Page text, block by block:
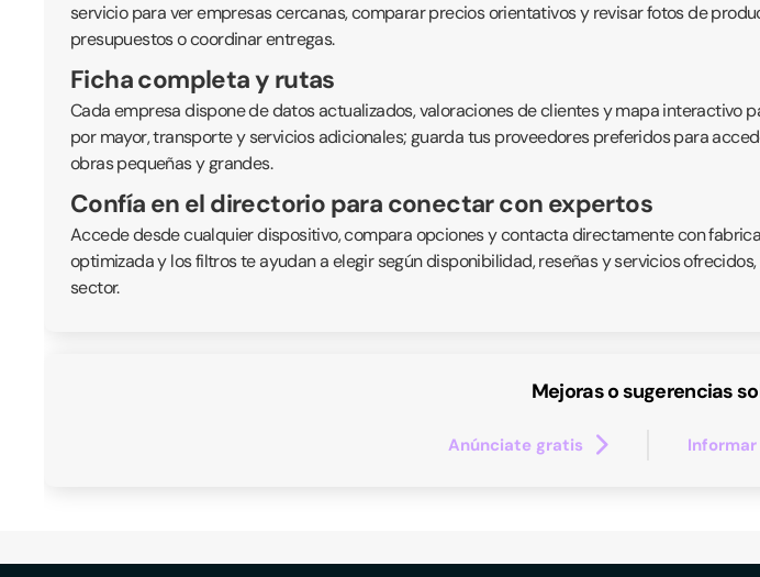
servicio para ver empresas cercanas, comparar precios orientativos y revisar fotos de
presupuestos o coordinar entregas.
Ficha completa y rutas
Cada empresa dispone de datos actualizados, valoraciones de clientes y mapa interactivo
por mayor, transporte y servicios adicionales; guarda tus proveedores preferidos para
obras pequeñas y grandes.
Confía en el directorio para conectar con expertos
Accede desde cualquier dispositivo, compara opciones y contacta directamente con
optimizada y los filtros te ayudan a elegir según disponibilidad, reseñas y servicios
sector.
Mejoras o sugerencias
Anúnciate gratis